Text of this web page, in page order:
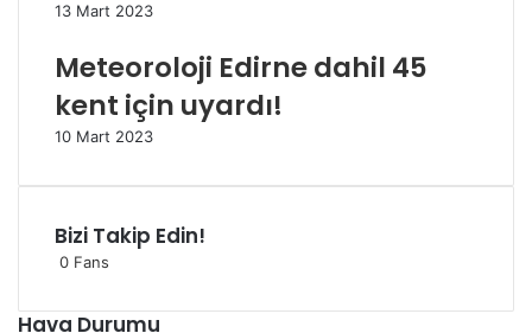
13 Mart 2023
Meteoroloji Edirne dahil 45
kent için uyardı!
10 Mart 2023
Bizi Takip Edin!
0 Fans
Hava Durumu